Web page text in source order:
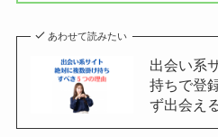
あわせて読みたい
出会い系
持ちで登
ず出会え